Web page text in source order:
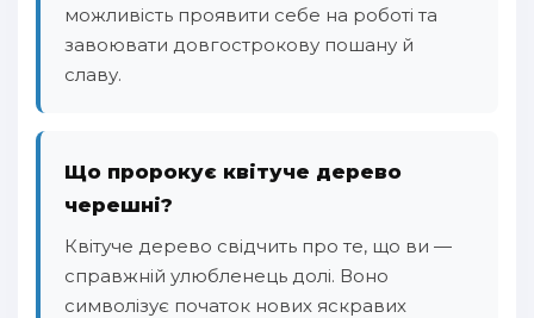
можливість проявити себе на роботі та
завоювати довгострокову пошану й
славу.
Що пророкує квітуче дерево
черешні?
Квітуче дерево свідчить про те, що ви —
справжній улюбленець долі. Воно
символізує початок нових яскравих